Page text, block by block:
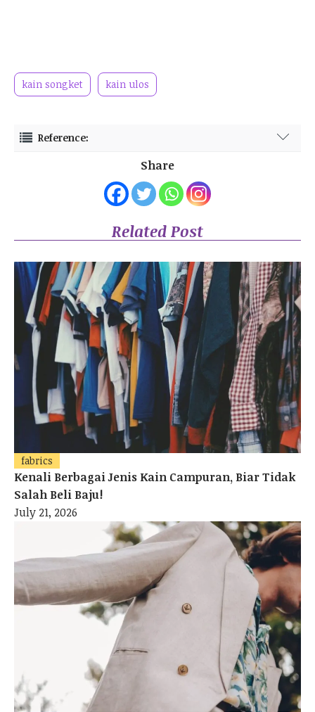
kain songket kain ulos
Reference:
https://lifestyle.kompas.com/read/2024/04/23/122200120/sama-
sama-kain-tenun-ini-perbedaan-ulos-dan-songket
Share
Related Post
fabrics
Kenali Berbagai Jenis Kain Campuran, Biar Tidak
Salah Beli Baju!
July 21, 2026